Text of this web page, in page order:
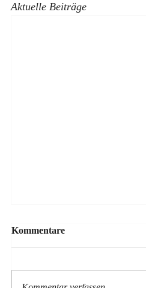
Aktuelle Beiträge
Kommentare